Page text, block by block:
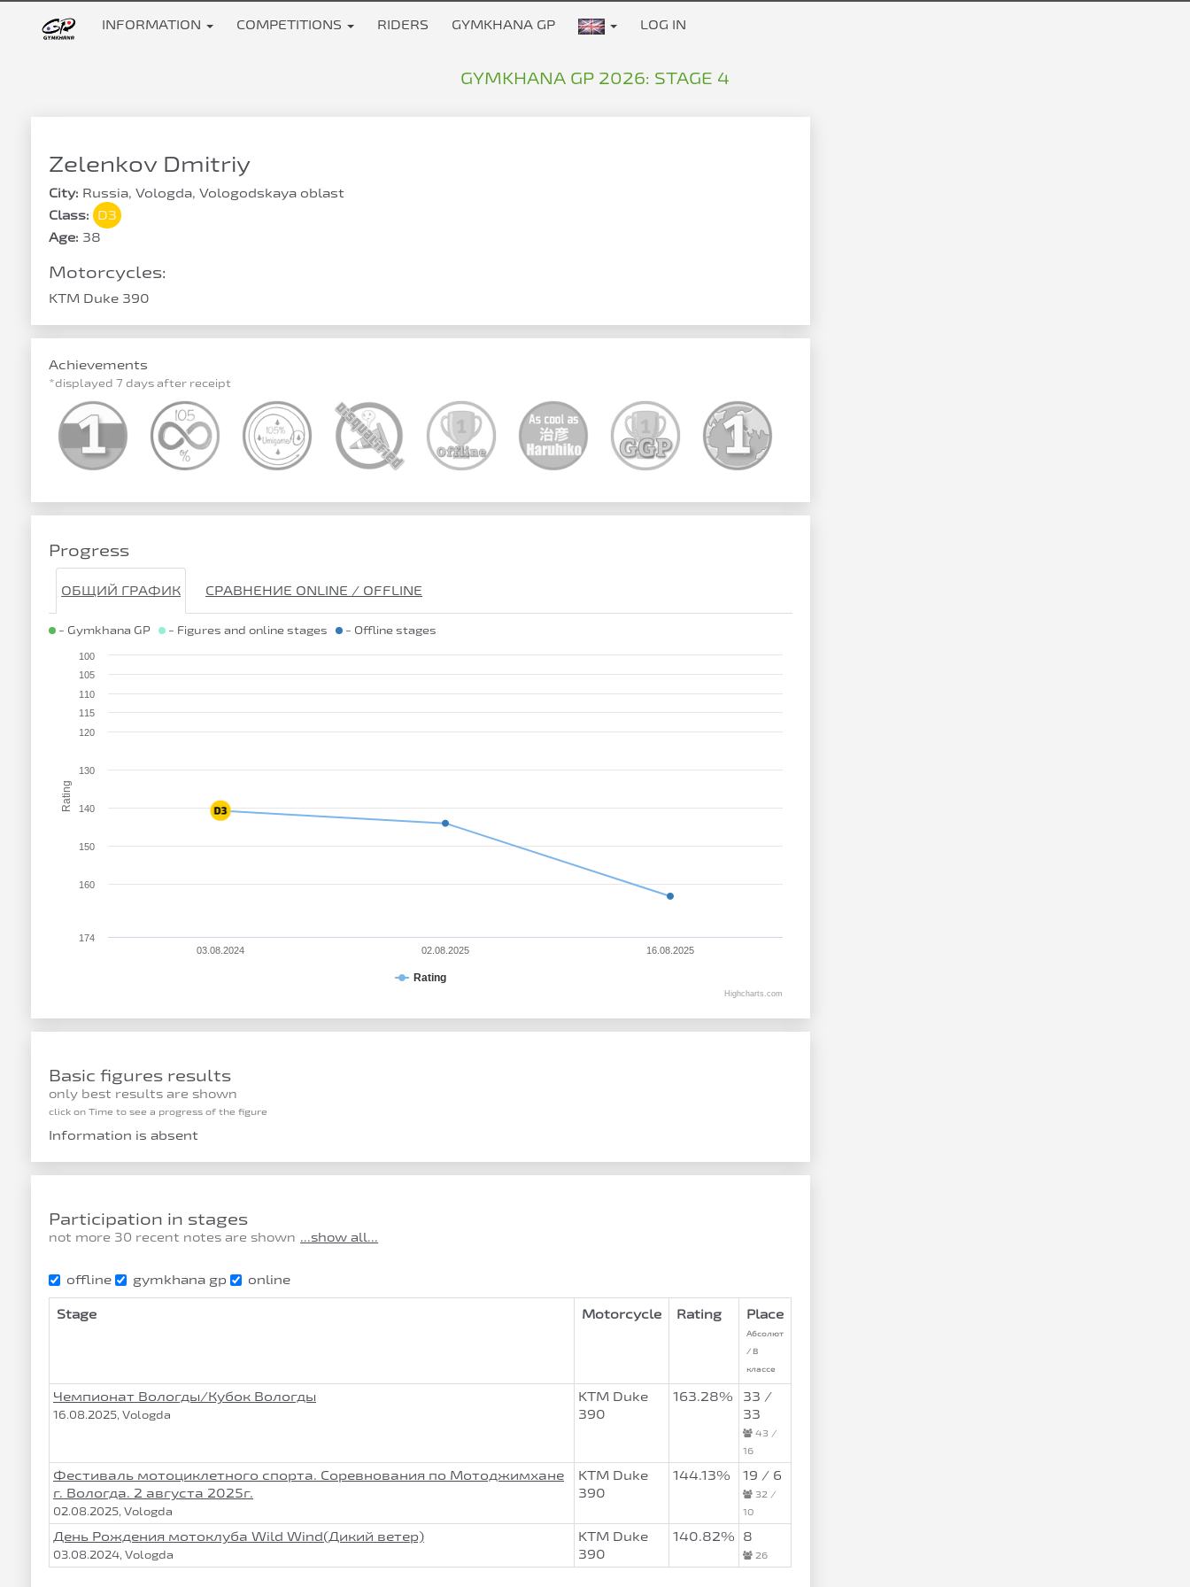
INFORMATION COMPETITIONS RIDERS GYMKHANA GP LOG IN
GYMKHANA GP 2026: STAGE 4
Zelenkov Dmitriy
City: Russia, Vologda, Vologodskaya oblast
Class:
D3
Age: 38
Motorcycles:
KTM Duke 390
Achievements
*displayed 7 days after receipt
Progress
ОБЩИЙ ГРАФИК СРАВНЕНИЕ ONLINE / OFFLINE
- Gymkhana GP - Figures and online stages - Offline stages
Rating
Rating
03.08.2024 02.08.2025 16.08.2025
100
105
110
115
120
130
140
150
160
174
Highcharts.com
Basic figures results
only best results are shown
click on Time to see a progress of the figure
Information is absent
Participation in stages
not more 30 recent notes are shown ...show all...
offline gymkhana gp online
Stage Motorcycle Rating Place
Абсолют
/ В
классе
Чемпионат Вологды/Кубок Вологды
16.08.2025, Vologda
KTM Duke
390
163.28%
33 /
33
43 /
16
Фестиваль мотоциклетного спорта. Соревнования по Мотоджимхане
г. Вологда. 2 августа 2025г.
02.08.2025, Vologda
KTM Duke
390
144.13% 19 / 6
32 /
10
День Рождения мотоклуба Wild Wind(Дикий ветер)
03.08.2024, Vologda
KTM Duke
390
140.82% 8
26